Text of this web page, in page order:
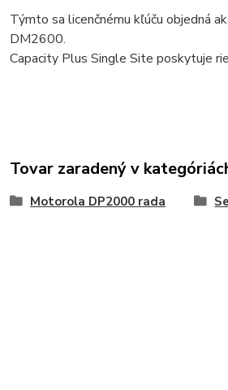
Týmto sa licenčnému kľúču objedná
DM2600.
Capacity Plus Single Site poskytuje
Tovar zaradený v
Motorola DP2000 rada